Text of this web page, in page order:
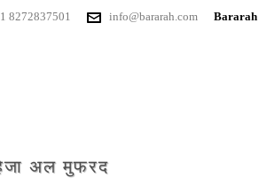
8272837501 info@bararah.com
Bararah
अल मुफरद